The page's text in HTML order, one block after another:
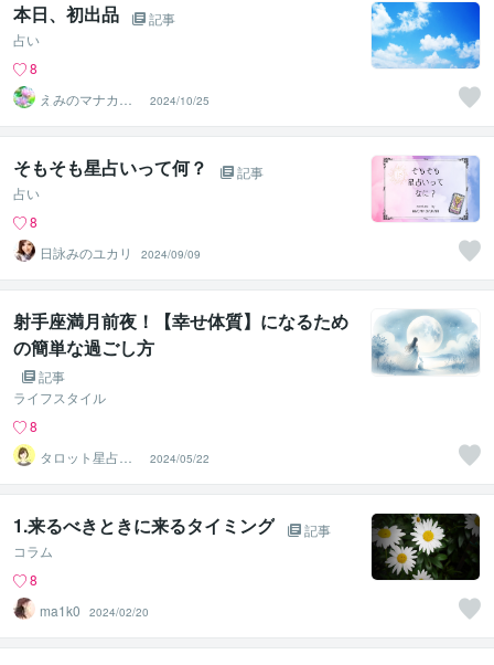
本日、初出品
記事
占い
8
えみのマナカー
ドと星よみ
2024/10/25
そもそも星占いって何？
記事
占い
8
日詠みのユカリ
2024/09/09
射手座満月前夜！【幸せ体質】になるため
の簡単な過ごし方
記事
ライフスタイル
8
タロット星占い
セラピスト☆さ
つき
2024/05/22
1.来るべきときに来るタイミング
記事
コラム
8
ma1k0
2024/02/20